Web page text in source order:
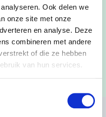
Ook delen we
onze site met onze
en analyse. Deze
combineren met andere
of die ze hebben
van hun services.
heb ik de
van mijn persoonlijke
en begrepen